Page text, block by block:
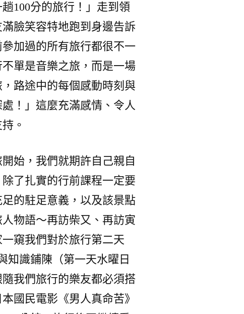
100分的旅行！」走到領
臉笑容特地跑到身邊告訴
加過的所有旅行都很不一
單是音樂之旅，而是一場
路途中的每個感動時刻與
！」這麼充滿感情、令人
。
始，我們就期許自己親自
了扎實的行前課程一定要
的駐足意義，以及該景點
物語〜再訪柴又、再訪寅
窺我們對於旅行第二天
知識鋪陳（第一天水曜日
我們旅行的樂友都必須搭
國民電影《男人真命苦》